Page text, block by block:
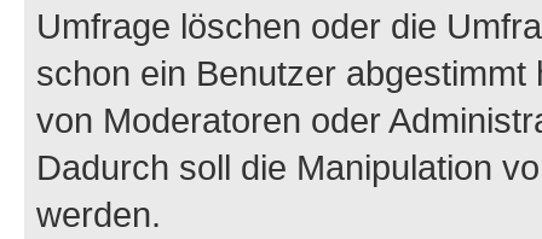
Umfrage löschen oder die
schon ein Benutzer
von Moderatoren oder
Dadurch soll die Manipulation
werden.